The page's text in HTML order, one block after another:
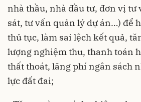
nhà thầu, nhà đầu tư, đơn vị tư
sát, tư vấn quản lý dự án…) để
thủ tục, làm sai lệch kết quả,
lượng nghiệm thu, thanh toán
thất thoát, lãng phí ngân sách
lực đất đai;